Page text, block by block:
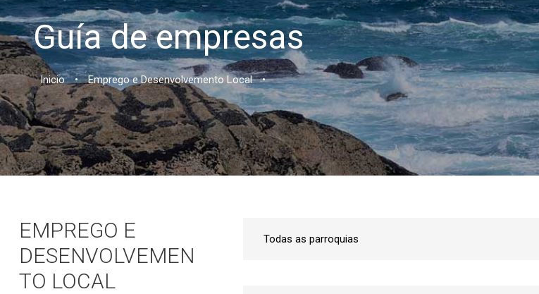
Guía de empresas
Inicio • Emprego e Desenvolvemento Local •
EMPREGO E
DESENVOLVEMEN
TO LOCAL